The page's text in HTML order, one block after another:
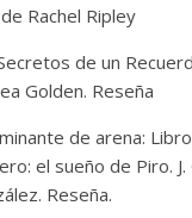
Rachel Ripley
de un
Golden. Reseña
de arena: Libro
el sueño de Piro. J.
Reseña.